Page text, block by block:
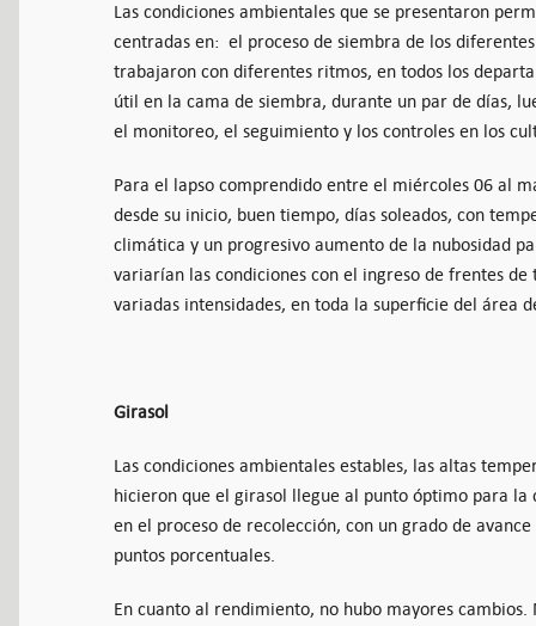
Las condiciones ambientales que se presentaron
centradas en: el proceso de siembra de los
trabajaron con diferentes ritmos, en todos los
útil en la cama de siembra, durante un par de días,
el monitoreo, el seguimiento y los controles en los
Para el lapso comprendido entre el miércoles 06 al
desde su inicio, buen tiempo, días soleados, con
climática y un progresivo aumento de la nubosidad
variarían las condiciones con el ingreso de frentes
variadas intensidades, en toda la superficie del área
Girasol
Las condiciones ambientales estables, las altas
hicieron que el girasol llegue al punto óptimo para la
en el proceso de recolección, con un grado de
puntos porcentuales.
En cuanto al rendimiento, no hubo mayores